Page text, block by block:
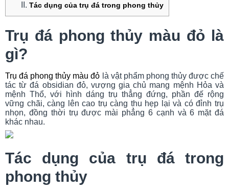
Tác dụng của trụ đá trong phong thủy
Trụ đá phong thủy màu đỏ là
gì?
Trụ đá phong thủy màu đỏ là vật phẩm phong thủy được chế
tác từ đá obsidian đỏ, vượng gia chủ mang mệnh Hỏa và
mệnh Thổ, với hình dáng trụ thẳng đứng, phần đế rộng
vững chãi, càng lên cao trụ càng thu hẹp lại và có đỉnh trụ
nhọn, đồng thời trụ được mài phẳng 6 cạnh và 6 mặt đá
khác nhau.
Tác dụng của trụ đá trong
phong thủy